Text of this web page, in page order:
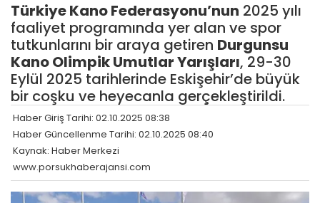
TürkiyeKanoFederasyonu’nun 2025 yılı
faaliyet programında yer alan ve spor
tutkunlarını bir araya getiren Durgunsu
KanoOlimpik Umutlar Yarışları, 29-30
Eylül 2025 tarihlerinde Eskişehir’de büyük
bir coşku ve heyecanla gerçekleştirildi.
Haber Giriş Tarihi: 02.10.2025 08:38
Haber Güncellenme Tarihi: 02.10.2025 08:40
Kaynak: Haber Merkezi
www.porsukhaberajansi.com